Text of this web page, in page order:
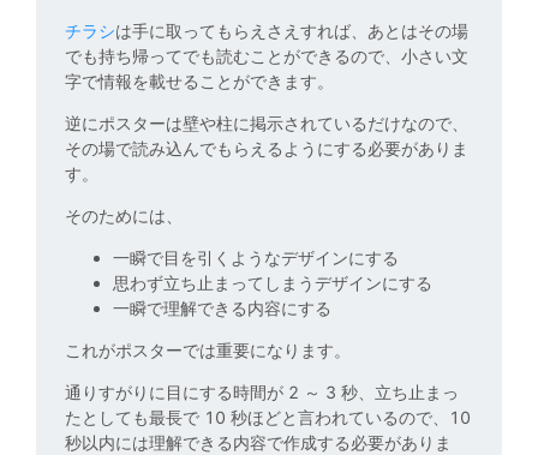
チラシは手に取ってもらえさえすれば、あとはその場
でも持ち帰ってでも読むことができるので、小さい文
字で情報を載せることができます。
逆にポスターは壁や柱に掲示されているだけなので、
その場で読み込んでもらえるようにする必要がありま
す。
そのためには、
一瞬で目を引くようなデザインにする
思わず立ち止まってしまうデザインにする
一瞬で理解できる内容にする
これがポスターでは重要になります。
通りすがりに目にする時間が 2 ～ 3 秒、立ち止まっ
たとしても最長で 10 秒ほどと言われているので、10
秒以内には理解できる内容で作成する必要がありま